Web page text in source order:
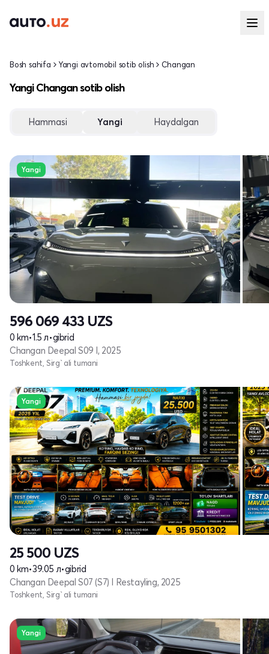
Bosh sahifa Yangi avtomobil sotib olish Changan
Yangi Changan sotib olish
Hammasi Yangi Haydalgan
Yangi
596 069 433 UZS
0 km•1.5 л•gibrid
Changan Deepal S09 I, 2025
Toshkent, Sirg`ali tumani
Yangi
25 500 UZS
0 km•39.05 л•gibrid
Changan Deepal S07 (S7) I Restayling, 2025
Toshkent, Sirg`ali tumani
Yangi